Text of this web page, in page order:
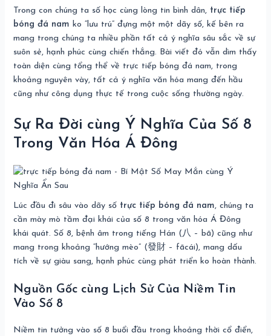
Trong con chúng ta số học cùng lòng tin bình dân, trực tiếp
bóng đá nam ko “lưu trú” đựng một một dãy số, kế bên ra
mang trong chúng ta nhiều phần tất cả ý nghĩa sâu sắc về sự
suôn sẻ, hạnh phúc cùng chiến thắng. Bài viết đó vẫn dìm thấy
toàn diện cùng tổng thể về trực tiếp bóng đá nam, trong
khoảng nguyên vày, tất cả ý nghĩa văn hóa mang đến hầu
cũng như công dụng thực tế trong cuộc sống thường ngày.
Sự Ra Đời cùng Ý Nghĩa Của Số 8
Trong Văn Hóa Á Đông
Lúc đầu đi sâu vào dãy số trực tiếp bóng đá nam, chúng ta
cần mày mò tầm đại khái của số 8 trong văn hóa Á Đông
khái quát. Số 8, bệnh âm trong tiếng Hán (八 – bā) cũng như
mang trong khoảng “hướng mèo” (發財 – fācái), mang dấu
tích về sự giàu sang, hạnh phúc cùng phát triển ko hoàn thành.
Nguồn Gốc cùng Lịch Sử Của Niềm Tin
Vào Số 8
Niềm tin tưởng vào số 8 buổi đầu trong khoảng thời cổ điển,